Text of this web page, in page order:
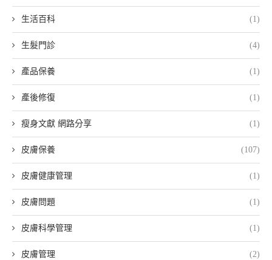
生活百科 (1)
生髮門診 (4)
產品保養 (1)
產後修復 (1)
瘦身文獻 網路分享 (1)
皮膚保養 (107)
皮膚健康管理 (1)
皮膚問題 (1)
皮膚科學管理 (1)
皮膚管理 (2)